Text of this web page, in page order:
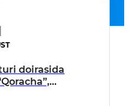
doirasida